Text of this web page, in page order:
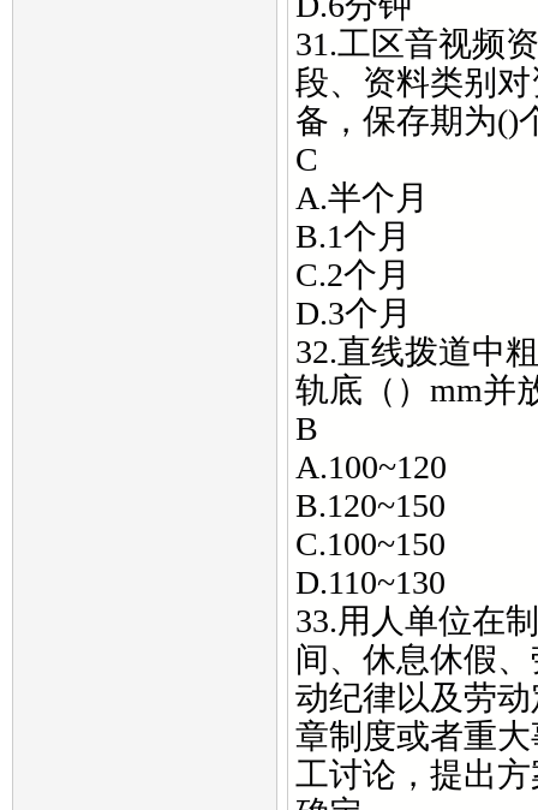
31.工区音视频
段、资料类别
备，保存期为()
C
A.半个月
B.1个月
C.2个月
D.3个月
32.直线拨道中
轨底（）mm并
B
A.100~120
B.120~150
C.100~150
D.110~130
33.用人单位在
间、休息休假
动纪律以及劳
章制度或者重
工讨论，提出